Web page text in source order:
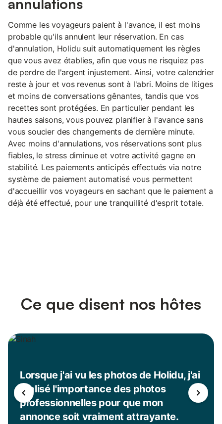
annulations
Comme les voyageurs paient à l'avance, il est moins
probable qu'ils annulent leur réservation. En cas
d'annulation, Holidu suit automatiquement les règles
que vous avez établies, afin que vous ne risquiez pas
de perdre de l'argent injustement. Ainsi, votre calendrier
reste à jour et vos revenus sont à l'abri. Moins de litiges
et moins de conversations gênantes, tandis que vos
recettes sont protégées. En particulier pendant les
hautes saisons, vous pouvez planifier à l'avance sans
vous soucier des changements de dernière minute.
Avec moins d'annulations, vos réservations sont plus
fiables, le stress diminue et votre activité gagne en
stabilité. Les paiements anticipés effectués via notre
système de paiement automatisé vous permettent
d'accueillir vos voyageurs en sachant que le paiement a
déjà été effectué, pour une tranquillité d'esprit totale.
Ce que disent nos hôtes
Lorsque j'ai vu les photos de Holidu, j'ai
réalisé l'importance des photos
professionnelles pour que mon
annonce soit vraiment attrayante.